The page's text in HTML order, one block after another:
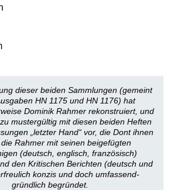
dieser beiden Sammlungen (gemeint
HN 1175 und HN 1176) hat
Dominik Rahmer rekonstruiert, und
mustergültig mit diesen beiden Heften
„letzter Hand“ vor, die Dont ihnen
Rahmer mit seinen beigefügten
(deutsch, englisch, französisch)
den Kritischen Berichten (deutsch und
konzis und doch umfassend-
gründlich begründet.